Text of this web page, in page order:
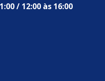
/ 12:00 às 16:00